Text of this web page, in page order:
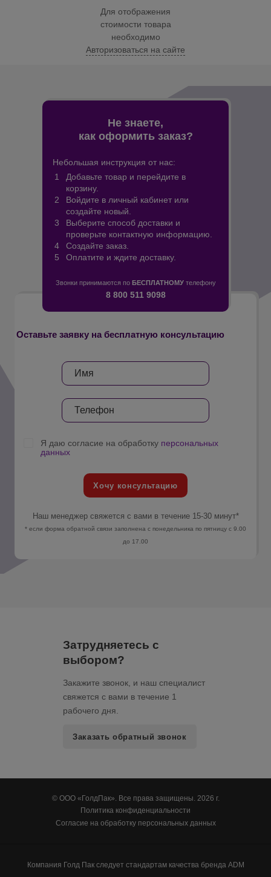
Для отображения
стоимости товара
необходимо
Авторизоваться на сайте
Не знаете,
как оформить заказ?
Небольшая инструкция от нас:
Добавьте товар и перейдите в
корзину.
Войдите в личный кабинет или
создайте новый.
Выберите способ доставки и
проверьте контактную информацию.
Создайте заказ.
Оплатите и ждите доставку.
Звонки принимаются по БЕСПЛАТНОМУтелефону
8 800 511 9098
Оставьте заявку на бесплатную консультацию
Я даю согласие на обработку персональных
данных
Хочу консультацию
Наш менеджер свяжется с вами в течение 15-30 минут*
* если форма обратной связи заполнена с понедельника по пятницу с 9.00
до 17.00
Затрудняетесь с
выбором?
Закажите звонок, и наш специалист
свяжется с вами в течение 1
рабочего дня.
Заказать обратный звонок
© ООО «ГолдПак». Все права защищены. 2026 г.
Политика конфиденциальности
Согласие на обработку персональных данных
Компания Голд Пак следует стандартам качества бренда ADM